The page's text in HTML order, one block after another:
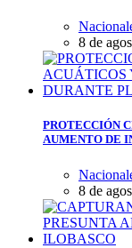
8 de
PROTECCIÓN
AUMENTO DE
8 de